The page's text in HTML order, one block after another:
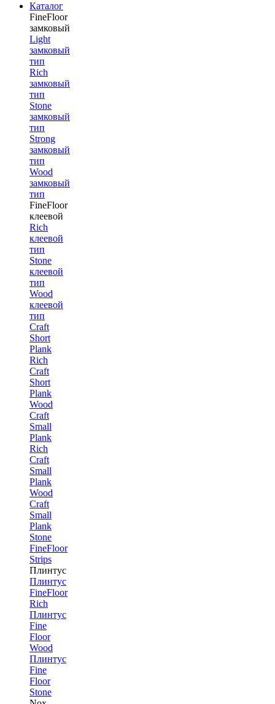
Каталог
FineFloor
замковый
Light
замковый
тип
Rich
замковый
тип
Stone
замковый
тип
Strong
замковый
тип
Wood
замковый
тип
FineFloor
клеевой
Rich
клеевой
тип
Stone
клеевой
тип
Wood
клеевой
тип
Craft
Short
Plank
Rich
Craft
Short
Plank
Wood
Craft
Small
Plank
Rich
Craft
Small
Plank
Wood
Craft
Small
Plank
Stone
FineFloor
Strips
Плинтус
Плинтус
FineFloor
Rich
Плинтус
Fine
Floor
Wood
Плинтус
Fine
Floor
Stone